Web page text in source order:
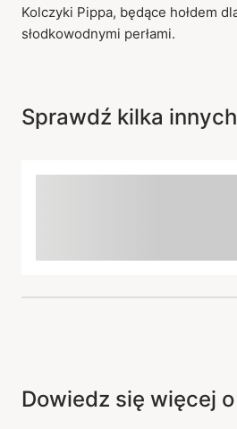
Kolczyki Pippa, będące hołdem
słodkowodnymi perłami.
Sprawdź kilka
Dowiedz się więcej